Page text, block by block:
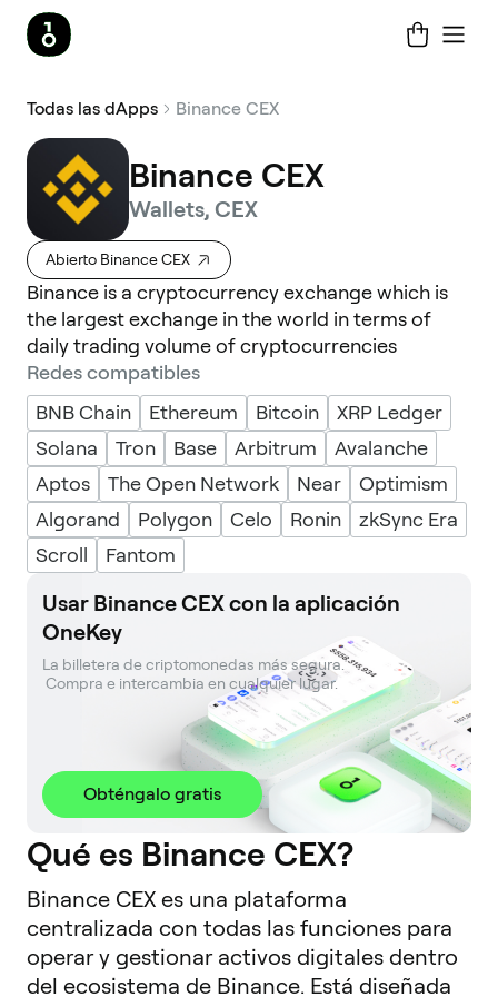
Todas las dApps Binance CEX
Binance CEX
Wallets, CEX
Abierto Binance CEX
Binance is a cryptocurrency exchange which is
the largest exchange in the world in terms of
daily trading volume of cryptocurrencies
Redes compatibles
BNB Chain
Ethereum Bitcoin
XRP Ledger
Solana
Tron Base Arbitrum
Avalanche
Aptos
The Open Network Near
Optimism
Algorand
Polygon Celo Ronin
zkSync Era
Scroll
Fantom
Usar Binance CEX con la aplicación
OneKey
La billetera de criptomonedas más segura.
Compra e intercambia en cualquier lugar.
Obténgalo gratis
Qué es Binance CEX?
Binance CEX es una plataforma
centralizada con todas las funciones para
operar y gestionar activos digitales dentro
del ecosistema de Binance. Está diseñada